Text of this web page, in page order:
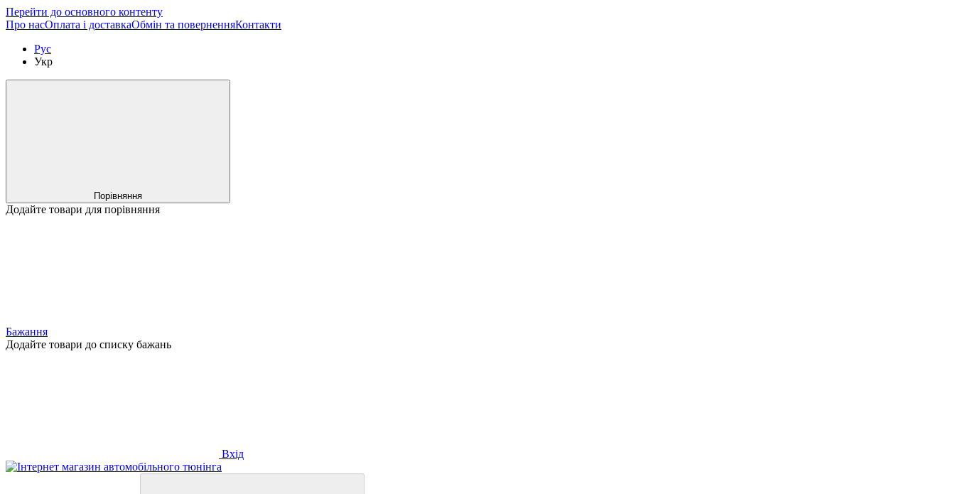
Перейти до основного контенту
Про насОплата і доставкаОбмін та поверненняКонтакти
Рус
Укр
Порівняння
Додайте товари для порівняння
Бажання
Додайте товари до списку бажань
Вхід